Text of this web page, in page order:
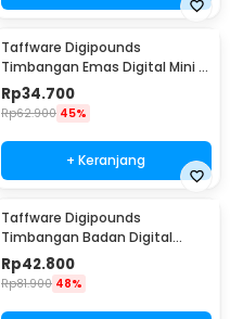
Taffware Digipounds
Timbangan Emas Digital Mini 7
Units 0.01g 200g - SC-13 /
VSW0083
Rp34.700
Rp62.900 45%
+ Keranjang
Taffware Digipounds
Timbangan Badan Digital
Scale Bluetooth 50g 180kg -
SH-Y01
Rp42.800
Rp81.900 48%